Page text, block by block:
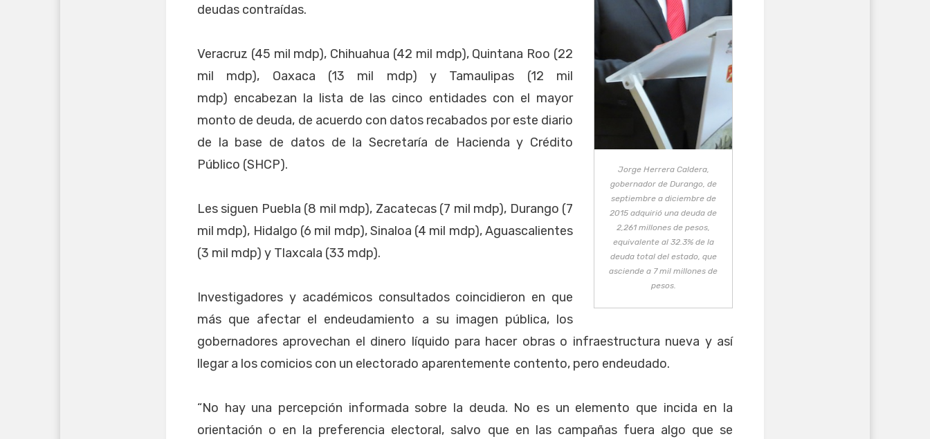
Jorge Herrera Caldera,
gobernador de Durango, de
septiembre a diciembre de
2015 adquirió una deuda de
2,261 millones de pesos,
equivalente al 32.3% de la
deuda total del estado, que
asciende a 7 mil millones de
pesos.
deudas contraídas.
Veracruz (45 mil mdp), Chihuahua (42 mil mdp), Quintana Roo (22
mil mdp), Oaxaca (13 mil mdp) y Tamaulipas (12 mil
mdp) encabezan la lista de las cinco entidades con el mayor
monto de deuda, de acuerdo con datos recabados por este diario
de la base de datos de la Secretaría de Hacienda y Crédito
Público (SHCP).
Les siguen Puebla (8 mil mdp), Zacatecas (7 mil mdp), Durango (7
mil mdp), Hidalgo (6 mil mdp), Sinaloa (4 mil mdp), Aguascalientes
(3 mil mdp) y Tlaxcala (33 mdp).
Investigadores y académicos consultados coincidieron en que
más que afectar el endeudamiento a su imagen pública, los
gobernadores aprovechan el dinero líquido para hacer obras o infraestructura nueva y así
llegar a los comicios con un electorado aparentemente contento, pero endeudado.
“No hay una percepción informada sobre la deuda. No es un elemento que incida en la
orientación o en la preferencia electoral, salvo que en las campañas fuera algo que se